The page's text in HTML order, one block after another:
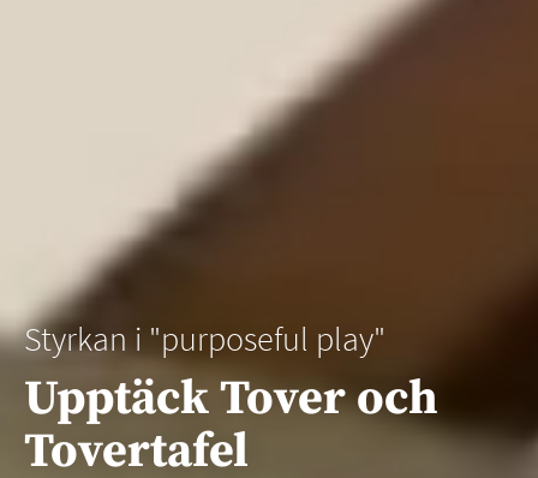
Styrkan i "purposeful play"
Upptäck Tover och
Tovertafel